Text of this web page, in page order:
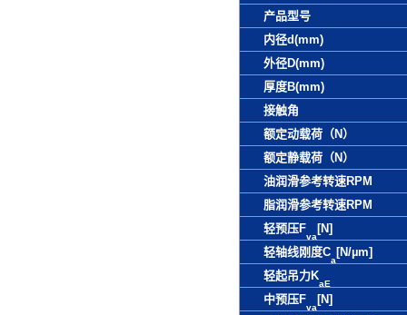
产品型号
内径d(mm)
外径D(mm)
厚度B(mm)
接触角
额定动载荷（N）
额定静载荷（N）
油润滑参考转速RPM
脂润滑参考转速RPM
轻预压F
va
[N]
轻轴线刚度C
a
[N/µm]
轻起吊力K
aE
中预压F
va
[N]